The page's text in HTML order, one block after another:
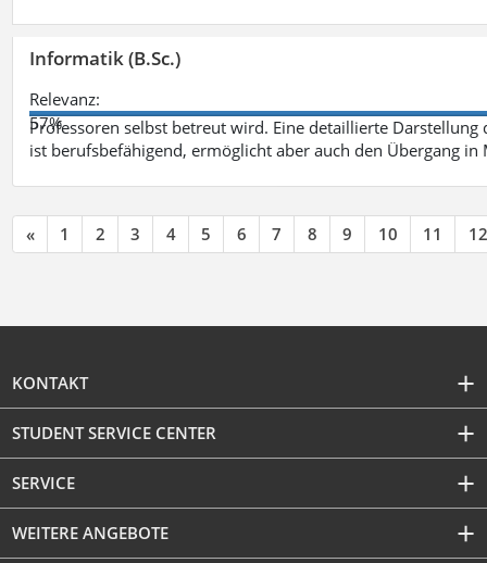
Informatik (B.Sc.)
Relevanz:
57%
Professoren selbst betreut wird. Eine detaillierte
ist berufsbefähigend, ermöglicht aber auch den Übergang in
« 1 2 3 4 5 6 7 8 9 10 11 12
KONTAKT
STUDENT SERVICE CENTER
SERVICE
WEITERE ANGEBOTE